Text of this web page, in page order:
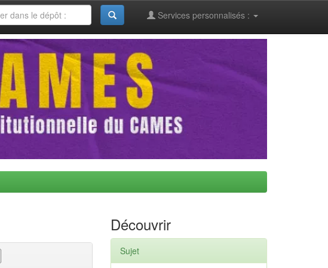
Services personnalisés :
Découvrir
Sujet